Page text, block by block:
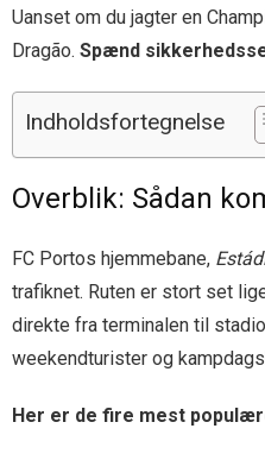
Uanset om du jagter en
Dragão. Spænd
Indholdsfortegnelse
Overblik: Sådan
FC Portos hjemmebane,
trafiknet. Ruten er stort set
direkte fra terminalen til
weekendturister og
Her er de fire mest